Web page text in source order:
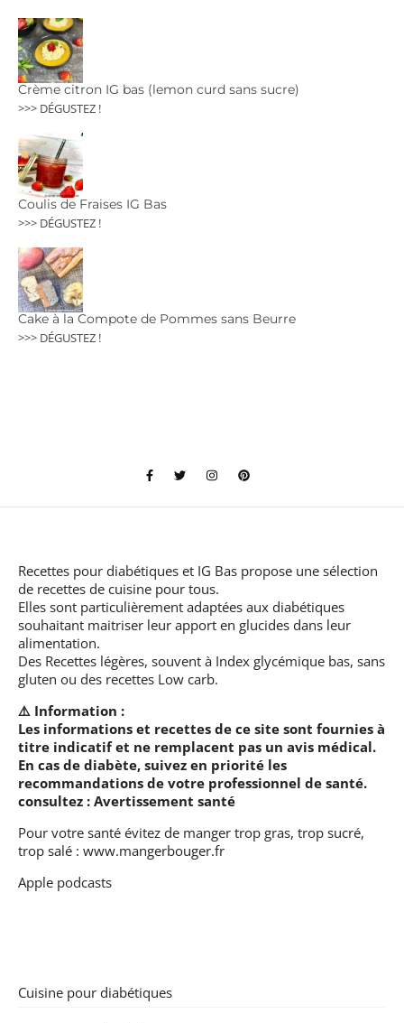
Crème citron IG bas (lemon curd sans sucre)
>>> DÉGUSTEZ !
Coulis de Fraises IG Bas
>>> DÉGUSTEZ !
Cake à la Compote de Pommes sans Beurre
>>> DÉGUSTEZ !
Recettes pour diabétiques et IG Bas propose une sélection
de recettes de cuisine pour tous.
Elles sont particulièrement adaptées aux diabétiques
souhaitant maitriser leur apport en glucides dans leur
alimentation.
Des Recettes légères, souvent à Index glycémique bas, sans
gluten ou des recettes Low carb.
⚠️ Information :
Les informations et recettes de ce site sont fournies à
titre indicatif et ne remplacent pas un avis médical.
En cas de diabète, suivez en priorité les
recommandations de votre professionnel de santé.
consultez : Avertissement santé
Pour votre santé évitez de manger trop gras, trop sucré,
trop salé : www.mangerbouger.fr
Apple podcasts
Cuisine pour diabétiques